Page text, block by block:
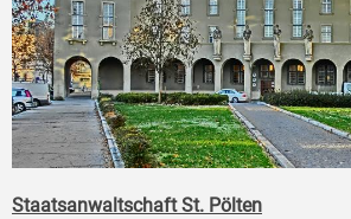
Staatsanwaltschaft St. Pölten